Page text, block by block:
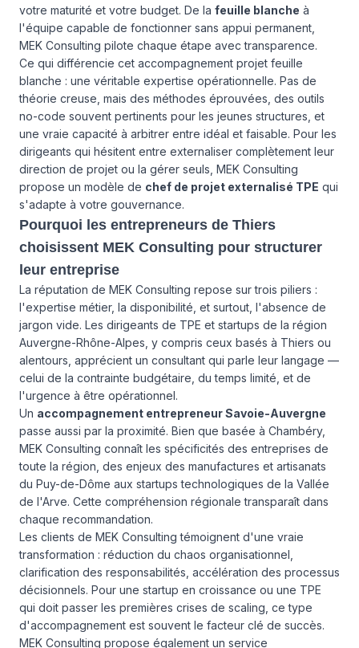
votre maturité et votre budget. De la feuille blanche à
l'équipe capable de fonctionner sans appui permanent,
MEK Consulting pilote chaque étape avec transparence.
Ce qui différencie cet accompagnement projet feuille
blanche : une véritable expertise opérationnelle. Pas de
théorie creuse, mais des méthodes éprouvées, des outils
no-code souvent pertinents pour les jeunes structures, et
une vraie capacité à arbitrer entre idéal et faisable. Pour les
dirigeants qui hésitent entre externaliser complètement leur
direction de projet ou la gérer seuls, MEK Consulting
propose un modèle de chef de projet externalisé TPE qui
s'adapte à votre gouvernance.
Pourquoi les entrepreneurs de Thiers
choisissent MEK Consulting pour structurer
leur entreprise
La réputation de MEK Consulting repose sur trois piliers :
l'expertise métier, la disponibilité, et surtout, l'absence de
jargon vide. Les dirigeants de TPE et startups de la région
Auvergne-Rhône-Alpes, y compris ceux basés à Thiers ou
alentours, apprécient un consultant qui parle leur langage —
celui de la contrainte budgétaire, du temps limité, et de
l'urgence à être opérationnel.
Un accompagnement entrepreneur Savoie-Auvergne
passe aussi par la proximité. Bien que basée à Chambéry,
MEK Consulting connaît les spécificités des entreprises de
toute la région, des enjeux des manufactures et artisanats
du Puy-de-Dôme aux startups technologiques de la Vallée
de l'Arve. Cette compréhension régionale transparaît dans
chaque recommandation.
Les clients de MEK Consulting témoignent d'une vraie
transformation : réduction du chaos organisationnel,
clarification des responsabilités, accélération des processus
décisionnels. Pour une startup en croissance ou une TPE
qui doit passer les premières crises de scaling, ce type
d'accompagnement est souvent le facteur clé de succès.
MEK Consulting propose également un service